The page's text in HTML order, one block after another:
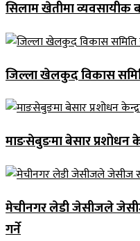
सिलाम खेतीमा व्यवसायीक
जिल्ला खेलकुद विकास
माङसेबुङमा बेसार प्रशोधन
मेचीनगर लेडी जेसीजले जेसीज
गर्ने